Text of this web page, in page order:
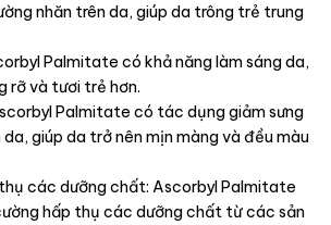
nhăn trên da, giúp da trông trẻ trung
Palmitate có khả năng làm sáng da,
rỡ và tươi trẻ hơn.
Palmitate có tác dụng giảm sưng
giúp da trở nên mịn màng và đều màu
các dưỡng chất: Ascorbyl Palmitate
hấp thụ các dưỡng chất từ các sản